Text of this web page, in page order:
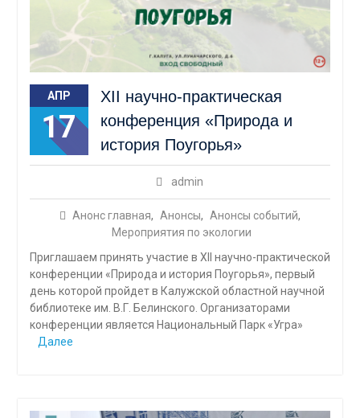
АПР
17
ХII научно-практическая
конференция «Природа и
история Поугорья»
admin
Анонс главная, Анонсы, Анонсы событий,
Мероприятия по экологии
Приглашаем принять участие в ХII научно-практической
конференции «Природа и история Поугорья», первый
день которой пройдет в Калужской областной научной
библиотеке им. В.Г. Белинского. Организаторами
конференции является Национальный Парк «Угра»
Далее